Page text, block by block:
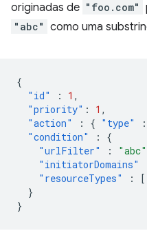
originadas de "foo.com"
"abc" como uma
{
"id"
: 1 ,
"priority" : 1 ,
"action"
: { "type" :
"condition"
:
{
"urlFilter"
: "abc"
"initiatorDomains"
"resourceTypes"
: [
}
}